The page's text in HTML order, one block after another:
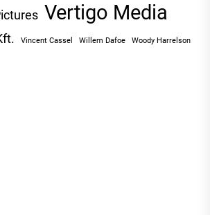
Vertigo Media
Vincent Cassel Willem Dafoe Woody Harrelson